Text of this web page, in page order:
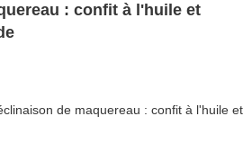
: confit à l'huile et